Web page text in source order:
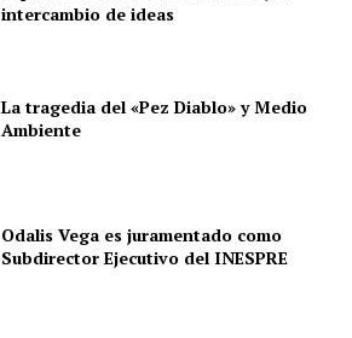
intercambio de ideas
La tragedia del «Pez Diablo» y Medio
Ambiente
Odalis Vega es juramentado como
Subdirector Ejecutivo del INESPRE